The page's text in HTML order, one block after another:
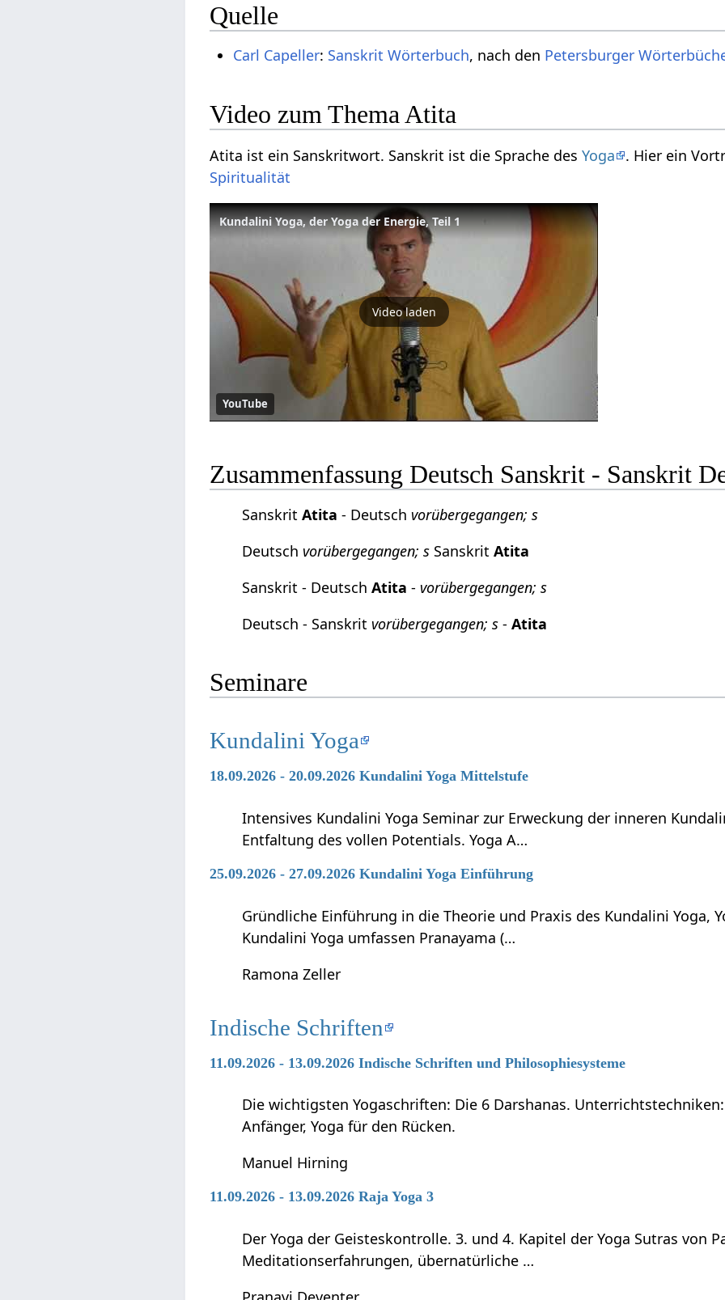
Quelle
Carl Capeller: Sanskrit Wörterbuch, nach den Petersburger
Video zum Thema Atita
Atita ist ein Sanskritwort. Sanskrit ist die Sprache desYoga . Hier ein
Spiritualität
Kundalini Yoga, der Yoga der Energie, Teil 1
Video laden
YouTube
Zusammenfassung Deutsch Sanskrit - Sanskrit
SanskritAtita - Deutsch vorübergegangen; s
Deutsch vorübergegangen; s SanskritAtita
Sanskrit - DeutschAtita - vorübergegangen; s
Deutsch - Sanskrit vorübergegangen; s -Atita
Seminare
Kundalini Yoga
18.09.2026 - 20.09.2026 Kundalini Yoga Mittelstufe
Intensives Kundalini Yoga Seminar zur Erweckung der inneren
Entfaltung des vollen Potentials. Yoga A…
25.09.2026 - 27.09.2026 Kundalini Yoga Einführung
Gründliche Einführung in die Theorie und Praxis des Kundalini Yoga,
Kundalini Yoga umfassen Pranayama (…
Ramona Zeller
Indische Schriften
11.09.2026 - 13.09.2026 Indische Schriften und Philosophiesysteme
Die wichtigsten Yogaschriften: Die 6 Darshanas.
Anfänger, Yoga für den Rücken.
Manuel Hirning
11.09.2026 - 13.09.2026 Raja Yoga 3
Der Yoga der Geisteskontrolle. 3. und 4. Kapitel der Yoga Sutras von
Meditationserfahrungen, übernatürliche …